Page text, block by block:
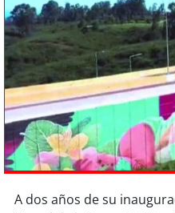
Deportes
Tecnología
Sostenibilidad
soychile
soyarica
soyiquique
A dos años de su